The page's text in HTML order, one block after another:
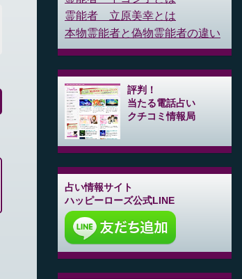
霊能者 立原美幸とは
本物霊能者と偽物霊能者の違い
評判！
当たる電話占い
クチコミ情報局
占い情報サイト
ハッピーローズ公式LINE